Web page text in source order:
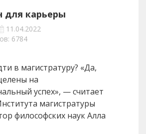
для карьеры
11.04.2022
6784
в магистратуру? «Да,
на
успех», — считает
магистратуры
философских наук Алла